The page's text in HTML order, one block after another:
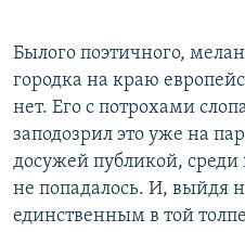
Былого поэтичного,
городка на краю
нет. Его с потрохами
заподозрил это уже на
досужей публикой,
не попадалось. И, выйдя
единственным в той